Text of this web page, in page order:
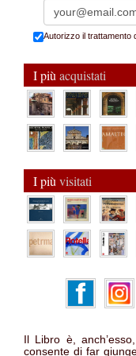
Autorizzo il trattamento
I più acquistati
I più visitati
Il Libro è,
consente di far